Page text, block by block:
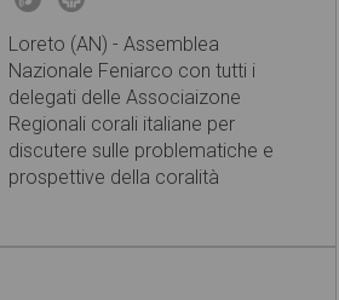
Loreto (AN) - Assemblea
Nazionale Feniarco con tutti i
delegati delle Associaizone
Regionali corali italiane per
discutere sulle problematiche e
prospettive della coralità